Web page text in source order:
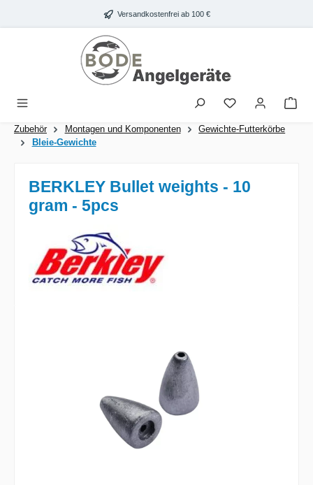
Zum Hauptinhalt springen Versandkostenfrei ab 100 €
Zubehör Montagen und Komponenten
Gewichte-Futterkörbe
Bleie-Gewichte
BERKLEY Bullet weights - 10
gram - 5pcs